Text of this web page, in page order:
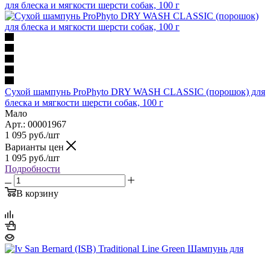
Сухой шампунь ProPhyto DRY WASH CLASSIC (порошок) для
блеска и мягкости шерсти собак, 100 г
Мало
Арт.: 00001967
1 095 руб./шт
Варианты цен
1 095 руб./шт
Подробности
В корзину